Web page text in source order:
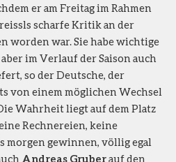
er am Freitag im Rahmen
scharfe Kritik an der
worden war. Sie habe wichtige
im Verlauf der Saison auch
so der Deutsche, der
von einem möglichen Wechsel
Wahrheit liegt auf dem Platz
Rechnereien, keine
morgen gewinnen, völlig egal
Andreas Gruberauf den